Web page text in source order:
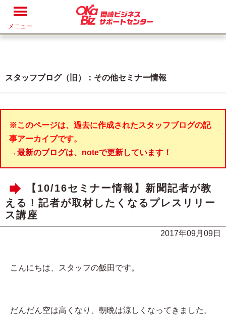
メニュー
スタッフブログ（旧）：その他セミナー情報
※このページは、過去に作成されたスタッフブログの記
事アーカイブです。
→最新のブログは、noteで更新しています！
【10/16セミナー情報】新聞記者が教
える！記者が取材したくなるプレスリリー
ス講座
2017年09月09日
こんにちは、スタッフの飯田です。
だんだん空は高くなり、朝晩は涼しくなってきました。